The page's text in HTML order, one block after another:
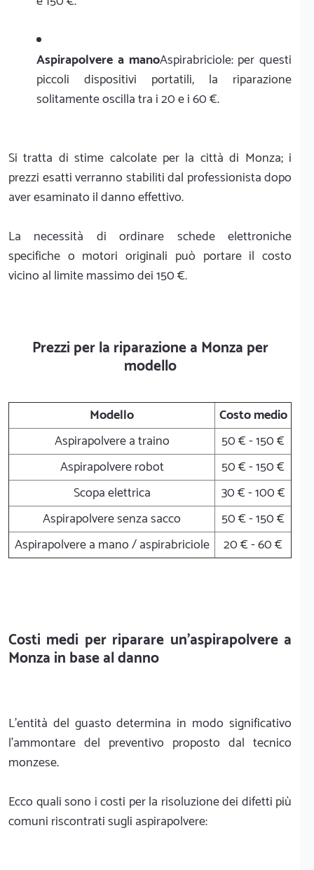
Aspirapolvere a manoAspirabriciole: per questi
piccoli dispositivi portatili, la riparazione
solitamente oscilla tra i 20 e i 60 €.
Si tratta di stime calcolate per la città di Monza; i
prezzi esatti verranno stabiliti dal professionista dopo
aver esaminato il danno effettivo.
La necessità di ordinare schede elettroniche
specifiche o motori originali può portare il costo
vicino al limite massimo dei 150 €.
Prezzi per la riparazione a Monza per
modello
Modello
Costo medio
Aspirapolvere a traino
50 € - 150 €
Aspirapolvere robot
50 € - 150 €
Scopa elettrica
30 € - 100 €
Aspirapolvere senza sacco
50 € - 150 €
Aspirapolvere a mano / aspirabriciole
20 € - 60 €
Costi medi per riparare un'aspirapolvere a
Monza in base al danno
L'entità del guasto determina in modo significativo
l'ammontare del preventivo proposto dal tecnico
monzese.
Ecco quali sono i costi per la risoluzione dei difetti più
comuni riscontrati sugli aspirapolvere: